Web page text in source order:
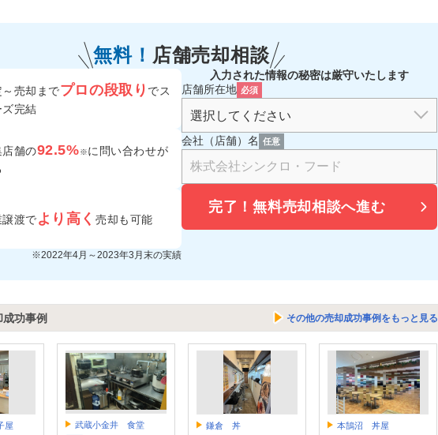
無料！ 店舗売却相談
売却までプロの段取り でス
ズ完結
舗の92.5%※に 問い合わせが
渡でより高く売却も可能
※2022年4月～2023年3月末の実績
入力された情報の秘密は厳守いたします
店舗所在地 必須
会社（店舗）名 任意
完了！無料売却相談へ進む
功事例 その他の売却成功事例をもっと見る
屋 武蔵小金井 食堂 鎌倉 丼 本鵠沼 丼屋